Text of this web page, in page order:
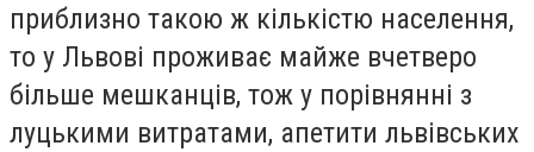
приблизно такою ж кількістю населення,
то у Львові проживає майже вчетверо
більше мешканців, тож у порівнянні з
луцькими витратами, апетити львівських